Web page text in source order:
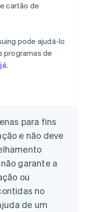
cartão de
pode ajudá-lo
programas de
.
para fins
e não deve
garante a
ou
no
de um